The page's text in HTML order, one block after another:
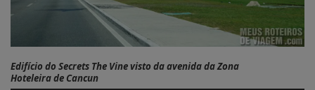
Edifício do Secrets The Vine visto da avenida da Zona
Hoteleira de Cancun